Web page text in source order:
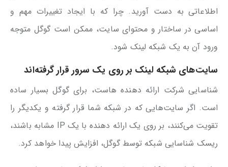
اطلاعاتی به دست آورید. چرا که با ایجاد تغییرات مهم و
اساسی در ساختار و محتوای سایت، ممکن است گوگل متوجه
ورود آن به یک شبکه لینک شود.
سایت‌های شبکه لینک بر روی یک سرور قرار گرفته‌اند
شناسایی شرکت ارائه دهنده هاست، برای گوگل بسیار ساده
است. اگر سایت‌هایی که در شبکه شما قرار گرفته و یکدیگر را
تقویت می‌کنند، بر روی یک ارائه دهنده با یک IP مشابه باشند،
ریسک شناسایی شبکه توسط گوگل، افزایش پیدا خواهد کرد.